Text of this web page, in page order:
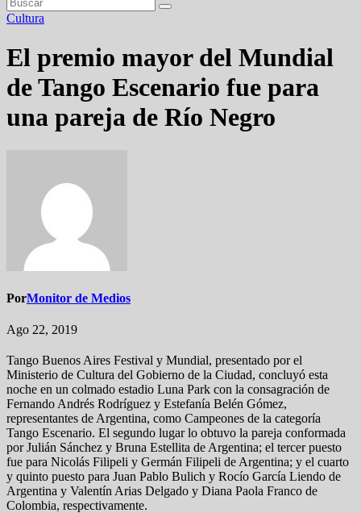
Cultura
El premio mayor del Mundial
de Tango Escenario fue para
una pareja de Río Negro
PorMonitor de Medios
Ago 22, 2019
Tango Buenos Aires Festival y Mundial, presentado por el
Ministerio de Cultura del Gobierno de la Ciudad, concluyó esta
noche en un colmado estadio Luna Park con la consagración de
Fernando Andrés Rodríguez y Estefanía Belén Gómez,
representantes de Argentina, como Campeones de la categoría
Tango Escenario. El segundo lugar lo obtuvo la pareja conformada
por Julián Sánchez y Bruna Estellita de Argentina; el tercer puesto
fue para Nicolás Filipeli y Germán Filipeli de Argentina; y el cuarto
y quinto puesto para Juan Pablo Bulich y Rocío García Liendo de
Argentina y Valentín Arias Delgado y Diana Paola Franco de
Colombia, respectivamente.